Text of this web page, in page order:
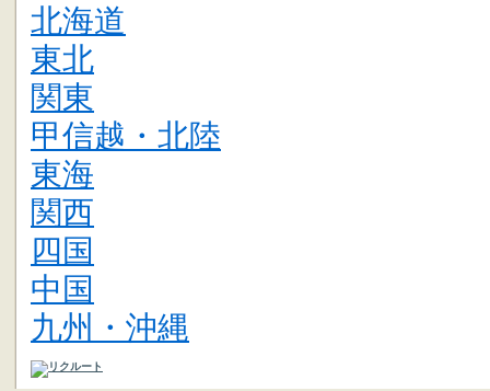
北海道
東北
関東
甲信越・北陸
東海
関西
四国
中国
九州・沖縄